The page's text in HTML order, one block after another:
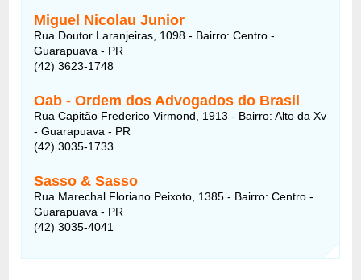
Miguel Nicolau Junior
Rua Doutor Laranjeiras, 1098 - Bairro: Centro -
Guarapuava - PR
(42) 3623-1748
Oab - Ordem dos Advogados do Brasil
Rua Capitão Frederico Virmond, 1913 - Bairro: Alto da Xv
- Guarapuava - PR
(42) 3035-1733
Sasso & Sasso
Rua Marechal Floriano Peixoto, 1385 - Bairro: Centro -
Guarapuava - PR
(42) 3035-4041